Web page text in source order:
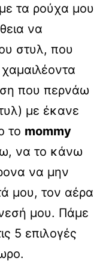
τα ρούχα μου
να
στυλ, που
που περνάω
με έκανε
το mommy
να το κάνω
να μην
μου, τον αέρα
μου. Πάμε
5 επιλογές